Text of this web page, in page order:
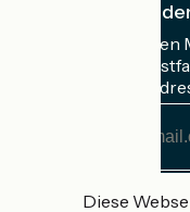
Ich abonniere
Erhalten Sie
Rad in Ihrem
Meine E-Mail-
AdresseDiese